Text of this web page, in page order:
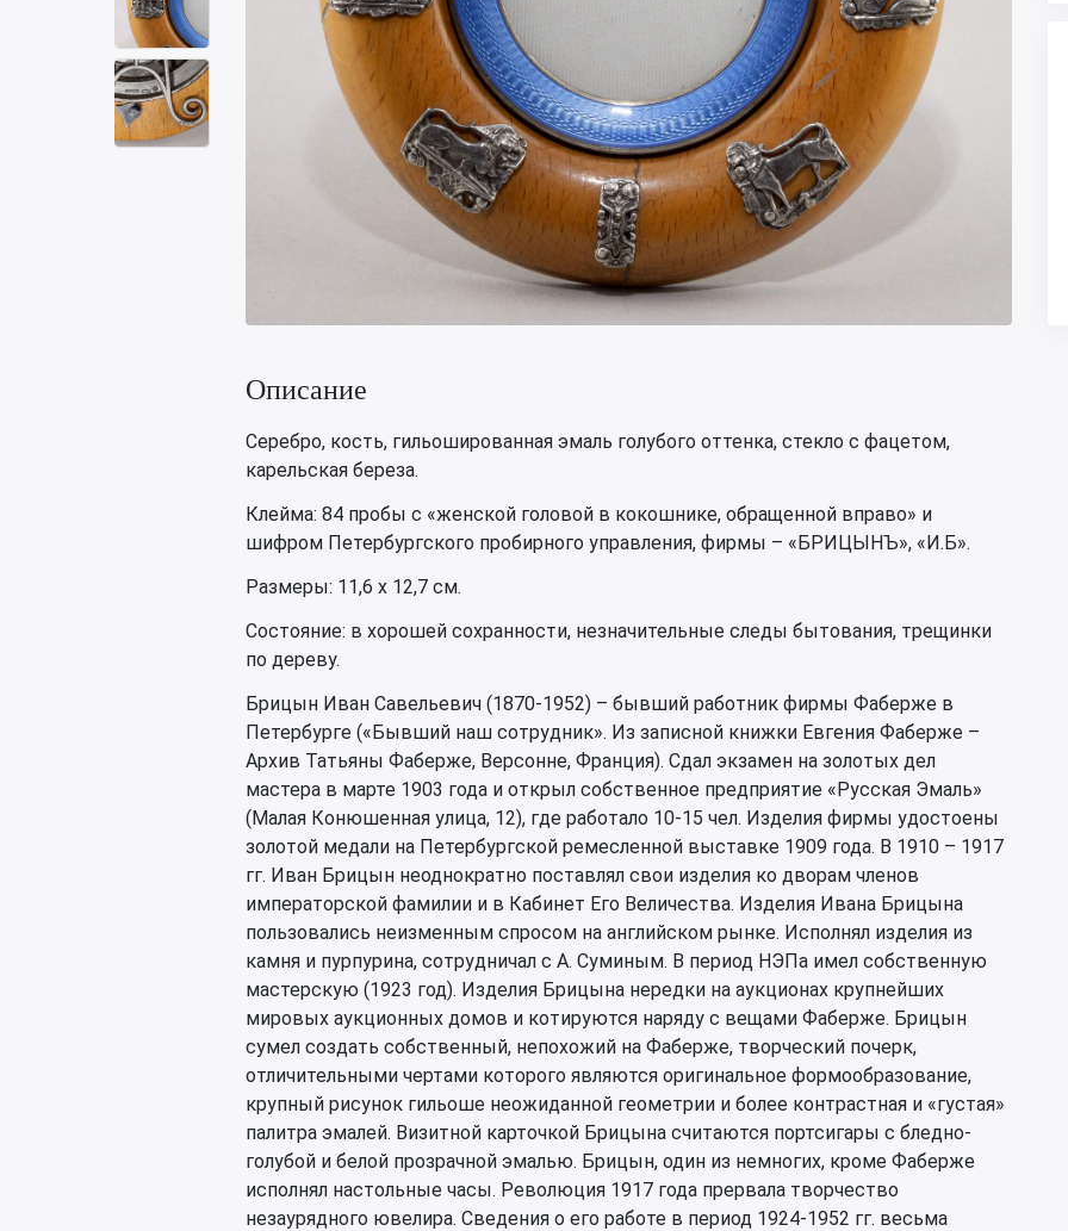
Описание
Серебро, кость, гильошированная эмаль голубого оттенка, стекло с фацетом,
карельская береза.
Клейма: 84 пробы с «женской головой в кокошнике, обращенной вправо» и
шифром Петербургского пробирного управления, фирмы – «БРИЦЫНЪ», «И.Б».
Размеры: 11,6 х 12,7 см.
Состояние: в хорошей сохранности, незначительные следы бытования, трещинки
по дереву.
Брицын Иван Савельевич (1870-1952) – бывший работник фирмы Фаберже в
Петербурге («Бывший наш сотрудник». Из записной книжки Евгения Фаберже –
Архив Татьяны Фаберже, Версонне, Франция). Сдал экзамен на золотых дел
мастера в марте 1903 года и открыл собственное предприятие «Русская Эмаль»
(Малая Конюшенная улица, 12), где работало 10-15 чел. Изделия фирмы удостоены
золотой медали на Петербургской ремесленной выставке 1909 года. В 1910 – 1917
гг. Иван Брицын неоднократно поставлял свои изделия ко дворам членов
императорской фамилии и в Кабинет Его Величества. Изделия Ивана Брицына
пользовались неизменным спросом на английском рынке. Исполнял изделия из
камня и пурпурина, сотрудничал с А. Суминым. В период НЭПа имел собственную
мастерскую (1923 год). Изделия Брицына нередки на аукционах крупнейших
мировых аукционных домов и котируются наряду с вещами Фаберже. Брицын
сумел создать собственный, непохожий на Фаберже, творческий почерк,
отличительными чертами которого являются оригинальное формообразование,
крупный рисунок гильоше неожиданной геометрии и более контрастная и «густая»
палитра эмалей. Визитной карточкой Брицына считаются портсигары с бледно-
голубой и белой прозрачной эмалью. Брицын, один из немногих, кроме Фаберже
исполнял настольные часы. Революция 1917 года прервала творчество
незаурядного ювелира. Сведения о его работе в период 1924-1952 гг. весьма